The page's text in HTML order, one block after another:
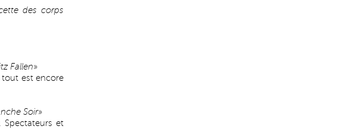
des corps
Fallen»
est encore
Soir»
Spectateurs et